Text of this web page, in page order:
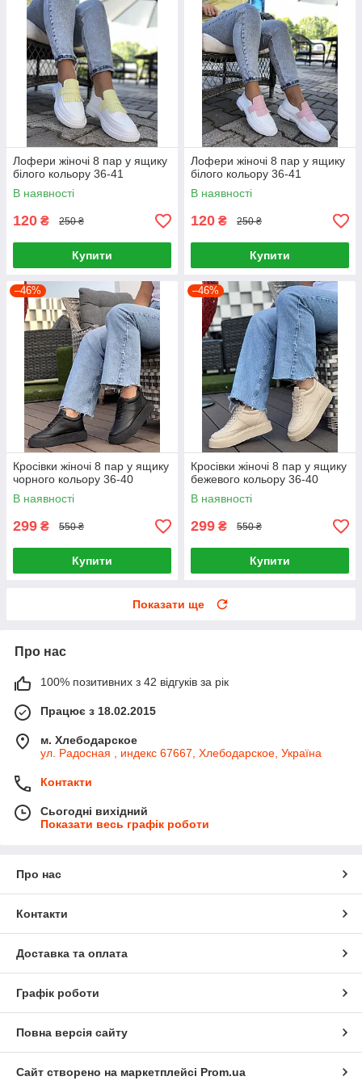
Лофери жіночі 8 пар у ящику
білого кольору 36-41
В наявності
120 ₴ 250 ₴
Купити
Лофери жіночі 8 пар у ящику
білого кольору 36-41
В наявності
120 ₴ 250 ₴
Купити
–46%
Кросівки жіночі 8 пар у ящику
чорного кольору 36-40
В наявності
299 ₴ 550 ₴
Купити
–46%
Кросівки жіночі 8 пар у ящику
бежевого кольору 36-40
В наявності
299 ₴ 550 ₴
Купити
Показати ще
Про нас
100% позитивних з 42 відгуків за рік
Працює з 18.02.2015
м. Хлебодарское
ул. Радосная , индекс 67667, Хлебодарское, Україна
Контакти
Сьогодні вихідний
Показати весь графік роботи
Про нас
Контакти
Доставка та оплата
Графік роботи
Повна версія сайту
Сайт створено на маркетплейсі Prom.ua